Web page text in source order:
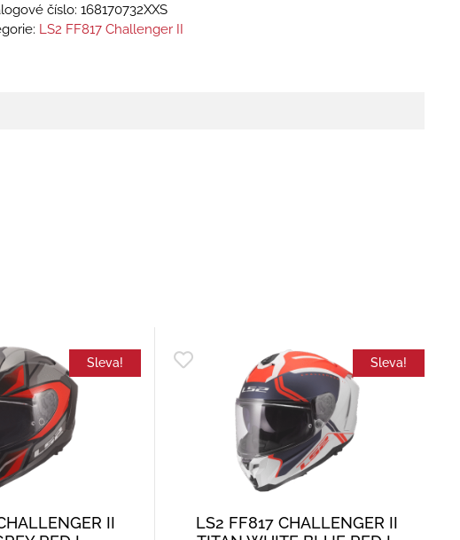
číslo: 168170732XXS
LS2 FF817 Challenger II
Sleva!
II
Sleva!
LS2 FF817 CHALLENGER II